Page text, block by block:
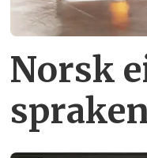
Norsk